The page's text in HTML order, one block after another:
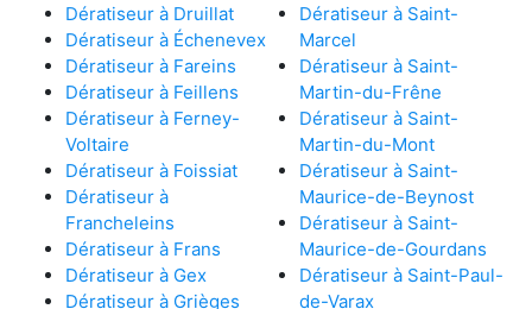
Dératiseur à Druillat
Dératiseur à Échenevex
Dératiseur à Fareins
Dératiseur à Feillens
Dératiseur à Ferney-
Voltaire
Dératiseur à Foissiat
Dératiseur à
Francheleins
Dératiseur à Frans
Dératiseur à Gex
Dératiseur à Grièges
Dératiseur à Saint-
Marcel
Dératiseur à Saint-
Martin-du-Frêne
Dératiseur à Saint-
Martin-du-Mont
Dératiseur à Saint-
Maurice-de-Beynost
Dératiseur à Saint-
Maurice-de-Gourdans
Dératiseur à Saint-Paul-
de-Varax